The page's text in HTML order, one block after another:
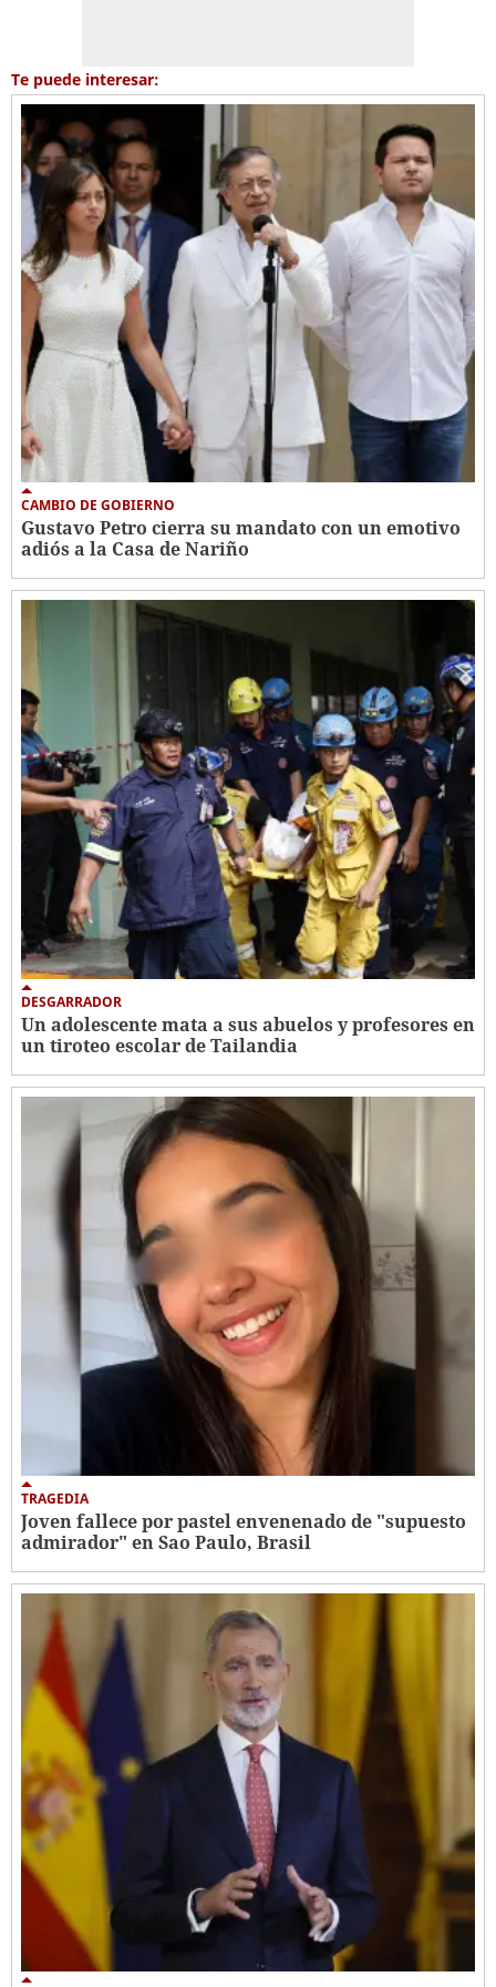
Te puede interesar:
CAMBIO DE GOBIERNO
Gustavo Petro cierra su mandato con un emotivo
adiós a la Casa de Nariño
DESGARRADOR
Un adolescente mata a sus abuelos y profesores en
un tiroteo escolar de Tailandia
TRAGEDIA
Joven fallece por pastel envenenado de "supuesto
admirador" en Sao Paulo, Brasil